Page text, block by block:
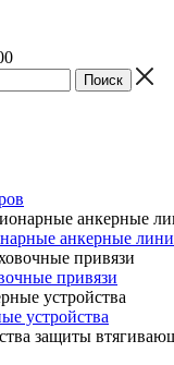
анкерные
привязи
устройства